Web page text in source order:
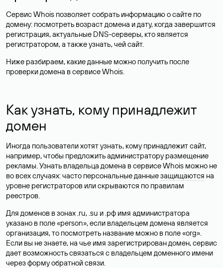
Сервис Whois позволяет собрать информацию о сайте по
домену: посмотреть возраст домена и дату, когда завершится
регистрация, актуальные DNS-серверы, кто является
регистратором, а также узнать, чей сайт.
Ниже разбираем, какие данные можно получить после
проверки домена в сервисе Whois.
Как узнать, кому принадлежит
домен
Иногда пользователи хотят узнать, кому принадлежит сайт,
например, чтобы предложить администратору размещение
рекламы. Узнать владельца домена в сервисе Whois можно не
во всех случаях: часто персональные данныезащищаются на
уровне регистраторов или скрываются по правилам
реестров.
Для доменов в зонах .ru, .su и .рф имя администратора
указано в поле «person», если владельцем домена является
организация, то посмотреть название можно в поле «org».
Если вы не знаете, на чье имя зарегистрирован домен, сервис
дает возможность связаться с владельцем доменного имени
через форму обратной связи.